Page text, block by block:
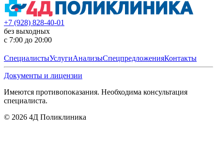
+7 (928) 828-40-01
без выходных
с 7:00 до 20:00
СпециалистыУслугиАнализыСпецпредложенияКонтакты
Документы и лицензии
Имеются противопоказания. Необходима консультация
специалиста.
© 2026 4Д Поликлиника